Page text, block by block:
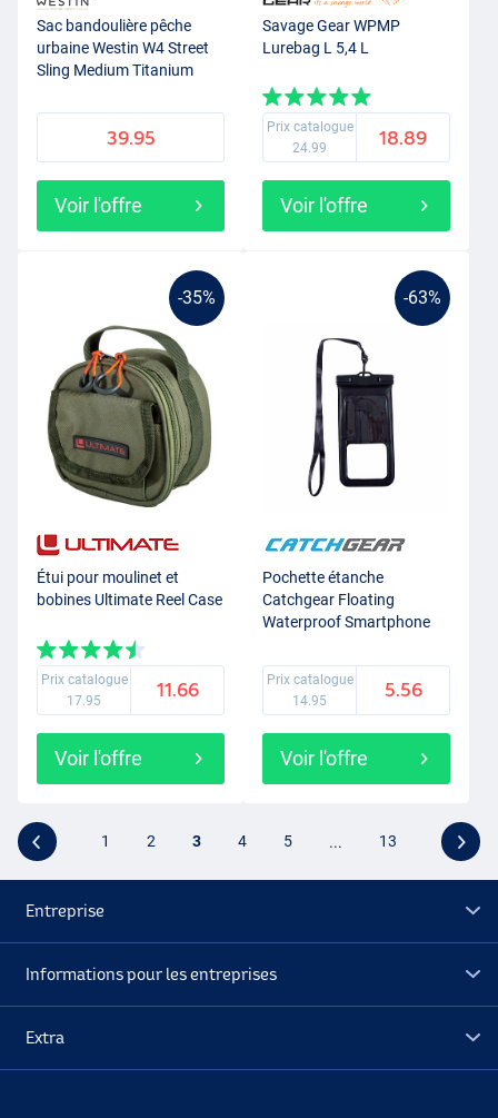
Sac bandoulière pêche
urbaine Westin W4 Street
Sling Medium Titanium
leurres)
39.95
Voir l'offre
Savage Gear WPMP
Lurebag L 5,4 L
Prix catalogue
24.99
18.89
Voir l'offre
-35%
Étui pour moulinet et
bobines Ultimate Reel Case
Prix catalogue
17.95
11.66
Voir l'offre
-63%
Pochette étanche
Catchgear Floating
Waterproof Smartphone
Prix catalogue
14.95
5.56
Voir l'offre
1 2 3 4 5 ... 13
Entreprise
Informations pour les entreprises
Extra